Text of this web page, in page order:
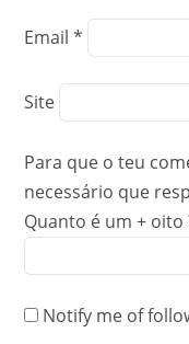
Email*
Site
Para que o teu
necessário que
Quanto é um + oito
Notify me of